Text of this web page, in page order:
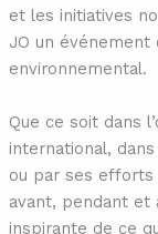
et les initiatives
JO un événement
environnemental.
Que ce soit dans
international,
ou par ses efforts
avant, pendant et
inspirante de ce